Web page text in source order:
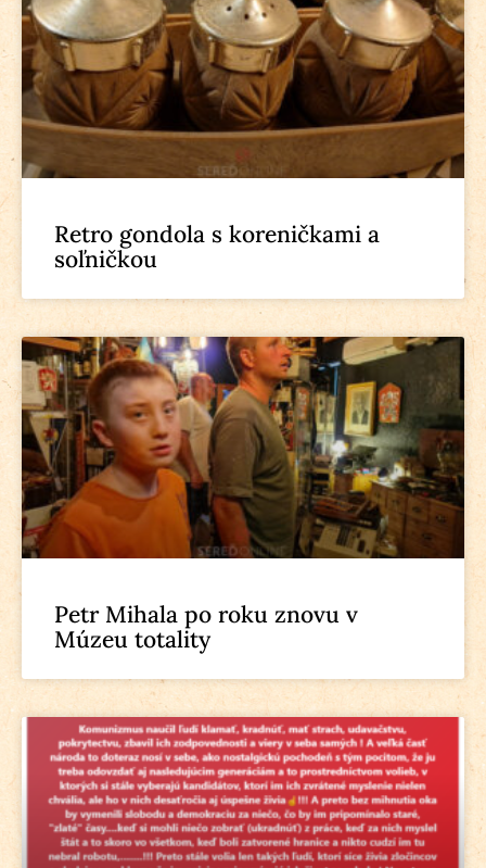
Retro gondola s koreničkami a
soľničkou
Petr Mihala po roku znovu v
Múzeu totality